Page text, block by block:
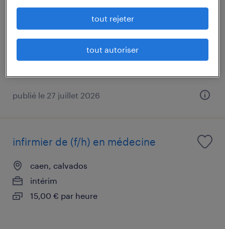
intérim
13,80 € par heure
publié le 27 juillet 2026
infirmier de (f/h) en médecine
caen, calvados
intérim
15,00 € par heure
tout rejeter
tout autoriser